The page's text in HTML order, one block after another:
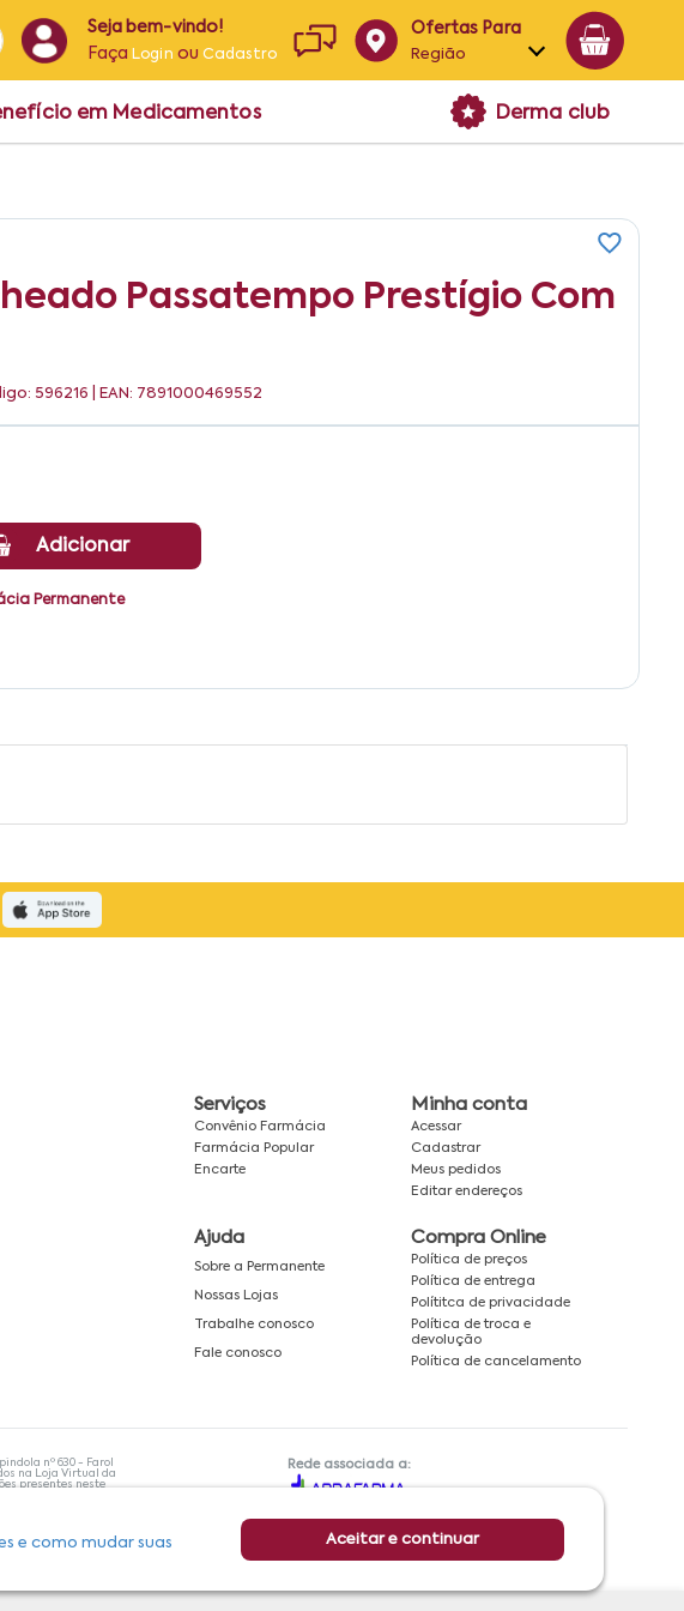
Seja bem-vindo!
Faça Login ouCadastro
Ofertas Para
Região
Alagoas
em Medicamentos Derma club
Passatempo Prestígio Com
596216 | EAN: 7891000469552
Adicionar
Permanente
e como mudar suas
Aceitar e continuar
Serviços
Convênio Farmácia
Farmácia Popular
Encarte
Minha conta
Acessar
Cadastrar
Meus pedidos
Editar endereços
Ajuda
Sobre a Permanente
Nossas Lojas
Trabalhe conosco
Fale conosco
Compra Online
Política de preços
Política de entrega
Polítitca de privacidade
Política de troca e
devolução
Política de cancelamento
nº 630 - Farol
na Loja Virtual da
presentes neste
para
com as
compromissos da
Rede associada a: